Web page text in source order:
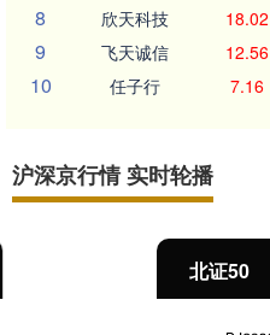
8 欣天科技 18.02
9 飞天诚信 12.56
10 任子行 7.16
沪深京行情 实时轮播
1122.88